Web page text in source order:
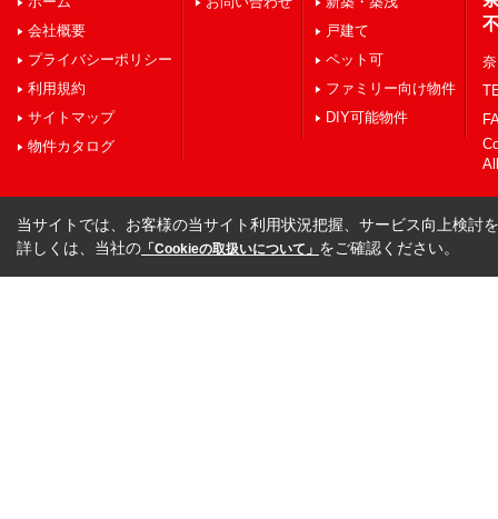
会社概要
プライバシーポリシー
利用規約
サイトマップ
物件カタログ
戸建て
ペット可
ファミリー向け物件
DIY可能物件
当サイトでは、お客様の当サイト利用状況把握、サービス向上検討
詳しくは、当社の 「Cookieの取扱いについて」 をご確認ください。